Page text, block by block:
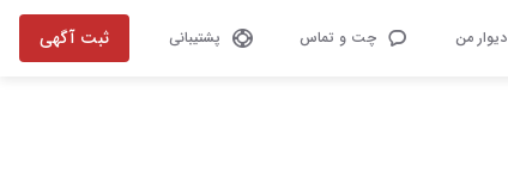
دیوار من چت و تماس پشتیبانی ثبت آگهی